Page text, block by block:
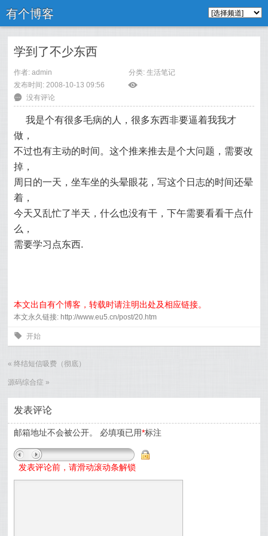
有个博客
学到了不少东西
作者: admin 分类: 生活笔记
发布时间: 2008-10-13 09:56
ė
6
没有评论
我是个有很多毛病的人，很多东西非要逼着我我才
做，
不过也有主动的时间。这个推来推去是个大问题，需要改
掉，
周日的一天，坐车坐的头晕眼花，写这个日志的时间还晕
着，
今天又乱忙了半天，什么也没有干，下午需要看看干点什
么，
需要学习点东西.
本文出自有个博客，转载时请注明出处及相应链接。
本文永久链接: http://www.eu5.cn/post/20.htm
0 开始
«终结短信吸费（彻底）
源码综合症 »
发表评论
邮箱地址不会被公开。 必填项已用*标注
发表评论前，请滑动滚动条解锁